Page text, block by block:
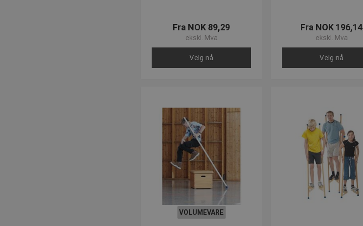
Fra NOK 89,29
ekskl. Mva
Velg nå
Fra NOK 196,14
ekskl. Mva
Velg nå
VOLUMEVARE